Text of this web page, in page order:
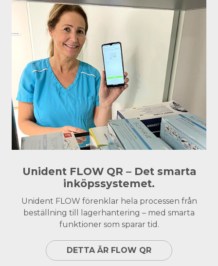
Unident FLOW QR – Det smarta
inköpssystemet.
Unident FLOW förenklar hela processen från
beställning till lagerhantering – med smarta
funktioner som sparar tid.
DETTA ÄR FLOW QR